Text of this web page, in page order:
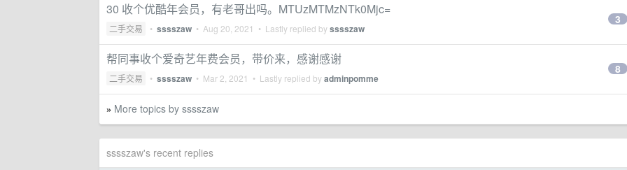
30 收个优酷年会员，有老哥出吗。MTUzMTMzNTk0Mjc=
二手交易 • sssszaw • Aug 20, 2021 • Lastly replied bysssszaw
3
帮同事收个爱奇艺年费会员，带价来，感谢感谢
二手交易 • sssszaw • Mar 2, 2021 • Lastly replied byadminpomme
8
» More topics by sssszaw
sssszaw's recent replies